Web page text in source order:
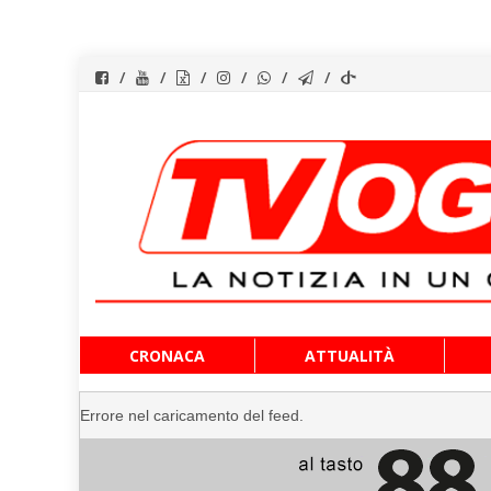
al
contenuto
CRONACA ATTUALITÀ
Errore nel caricamento del feed.